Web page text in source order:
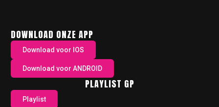
DOWNLOAD ONZE APP
Download voor IOS
Download voor ANDROID
PLAYLIST GP
Playlist